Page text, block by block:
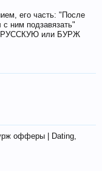
его часть: "После
ним подзавязать"
РУССКУЮ или БУРЖ
офферы | Dating,